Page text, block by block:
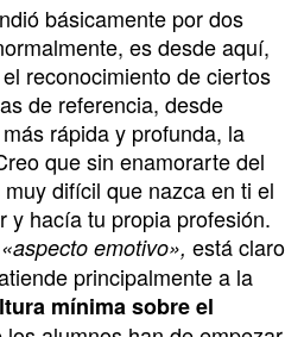
básicamente por dos
es desde aquí,
reconocimiento de ciertos
de referencia, desde
rápida y profunda, la
que sin enamorarte del
difícil que nazca en ti el
y hacía tu propia profesión.
«aspecto emotivo», está claro
principalmente a la
mínima sobre el